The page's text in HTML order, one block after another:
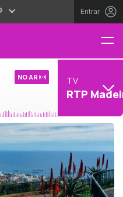
Entrar
NO AR TV
RTP